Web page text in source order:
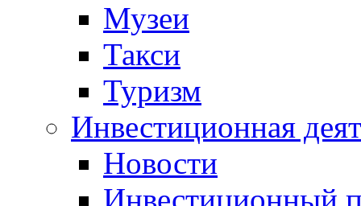
Музеи
Такси
Туризм
Инвестиционная
Новости